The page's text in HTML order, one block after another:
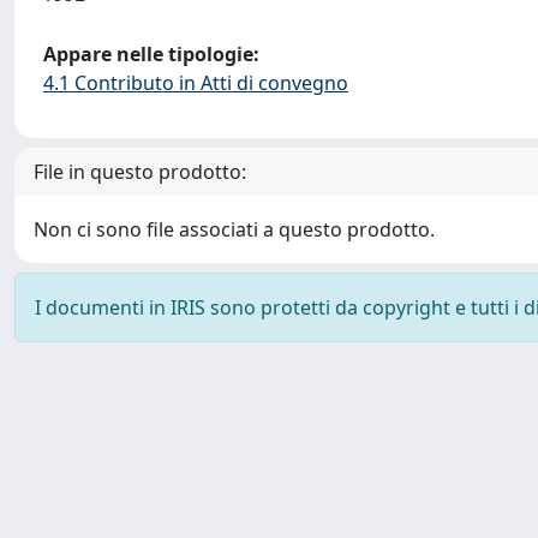
Appare nelle tipologie:
4.1 Contributo in Atti di convegno
File in questo prodotto:
Non ci sono file associati a questo prodotto.
I documenti in IRIS sono protetti da copyright e tutti i